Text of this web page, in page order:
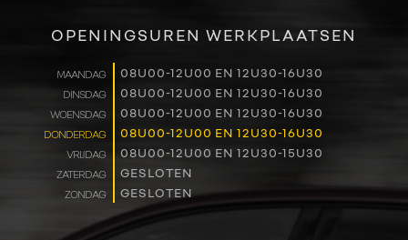
OVER ONS
WERKEN BIJ
CONTACT
OPENINGSUREN WERKPLAATSEN
MAANDAG 08U00-12U00 EN 12U30-16U30
DINSDAG 08U00-12U00 EN 12U30-16U30
WOENSDAG 08U00-12U00 EN 12U30-16U30
DONDERDAG 08U00-12U00 EN 12U30-16U30
VRIJDAG 08U00-12U00 EN 12U30-15U30
ZATERDAG GESLOTEN
ZONDAG GESLOTEN